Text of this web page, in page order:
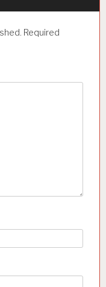
Required